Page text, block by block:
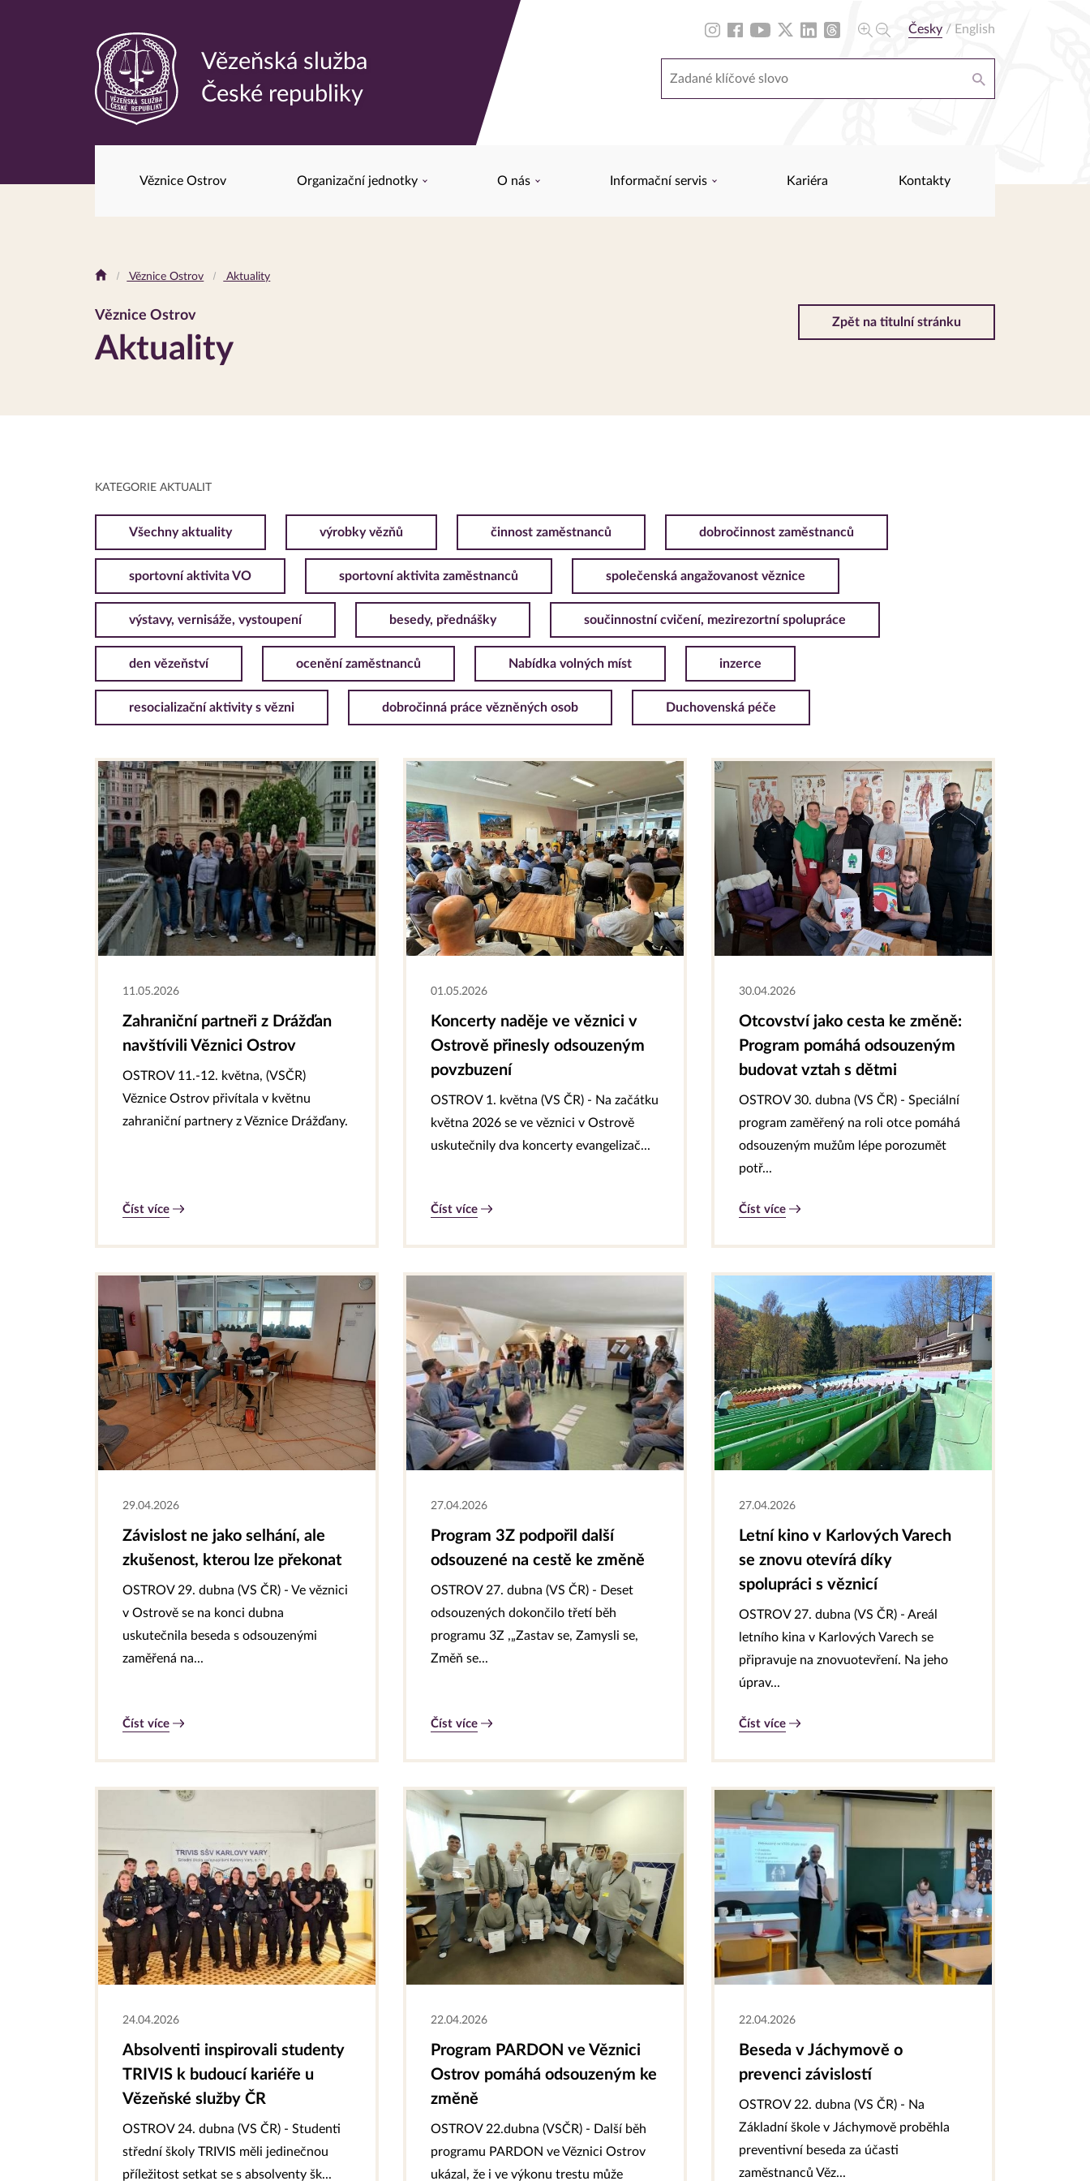
Česky / English
Odkaz
na
Vězeňská služba
České republiky
Věznice Ostrov Organizační jednotky O nás Informační servis Kariéra Kontakty
Drobečková
Věznice Ostrov Aktuality
Věznice Ostrov
Aktuality
Zpět na titulní stránku
KATEGORIE AKTUALIT
Všechny aktuality výrobky vězňů činnost zaměstnanců dobročinnost zaměstnanců
sportovní aktivita VO sportovní aktivita zaměstnanců společenská angažovanost věznice
výstavy, vernisáže, vystoupení besedy, přednášky součinnostní cvičení, mezirezortní spolupráce
den vězeňství ocenění zaměstnanců Nabídka volných míst inzerce
resocializační aktivity s vězni dobročinná práce vězněných osob Duchovenská péče
11.05.2026
Zahraniční partneři z Drážďan
navštívili Věznici Ostrov
OSTROV 11.-12. května, (VSČR)
Věznice Ostrov přivítala v květnu
zahraniční partnery z Věznice Drážďany.
Číst více
01.05.2026
Koncerty naděje ve věznici v
Ostrově přinesly odsouzeným
povzbuzení
OSTROV 1. května (VS ČR) - Na začátku
května 2026 se ve věznici v Ostrově
uskutečnily dva koncerty evangelizač...
Číst více
30.04.2026
Otcovství jako cesta ke změně:
Program pomáhá odsouzeným
budovat vztah s dětmi
OSTROV 30. dubna (VS ČR) - Speciální
program zaměřený na roli otce pomáhá
odsouzeným mužům lépe porozumět
potř...
Číst více
29.04.2026
Závislost ne jako selhání, ale
zkušenost, kterou lze překonat
OSTROV 29. dubna (VS ČR) - Ve věznici
v Ostrově se na konci dubna
uskutečnila beseda s odsouzenými
zaměřená na...
Číst více
27.04.2026
Program 3Z podpořil další
odsouzené na cestě ke změně
OSTROV 27. dubna (VS ČR) - Deset
odsouzených dokončilo třetí běh
programu 3Z ,„Zastav se, Zamysli se,
Změň se...
Číst více
27.04.2026
Letní kino v Karlových Varech
se znovu otevírá díky
spolupráci s věznicí
OSTROV 27. dubna (VS ČR) - Areál
letního kina v Karlových Varech se
připravuje na znovuotevření. Na jeho
úprav...
Číst více
24.04.2026
Absolventi inspirovali studenty
TRIVIS k budoucí kariéře u
Vězeňské služby ČR
OSTROV 24. dubna (VS ČR) - Studenti
střední školy TRIVIS měli jedinečnou
příležitost setkat se s absolventy šk...
22.04.2026
Program PARDON ve Věznici
Ostrov pomáhá odsouzeným ke
změně
OSTROV 22.dubna (VSČR) - Další běh
programu PARDON ve Věznici Ostrov
ukázal, že i ve výkonu trestu může
22.04.2026
Beseda v Jáchymově o
prevenci závislostí
OSTROV 22. dubna (VS ČR) - Na
Základní škole v Jáchymově proběhla
preventivní beseda za účasti
zaměstnanců Věz...